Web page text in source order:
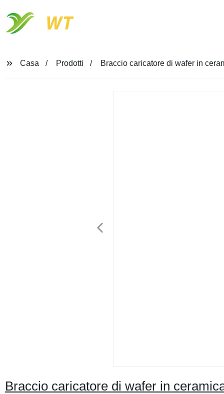
WT
Casa Prodotti Braccio caricatore di wafer in
Braccio caricatore di wafer in